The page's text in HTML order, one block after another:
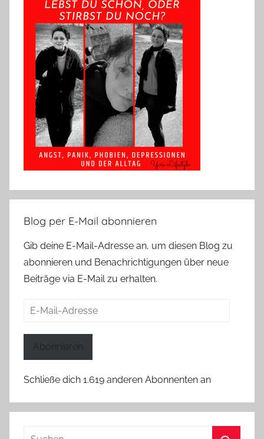
Blog per E-Mail abonnieren
Gib deine E-Mail-Adresse an, um diesen Blog zu
abonnieren und Benachrichtigungen über neue
Beiträge via E-Mail zu erhalten.
E-
Abonnieren
Schließe dich 1.619 anderen Abonnenten an
Suchen